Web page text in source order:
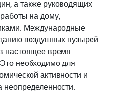
а также руководящих
на дому,
Международные
воздушных пузырей
настоящее время
необходимо для
активности и
неопределенности.